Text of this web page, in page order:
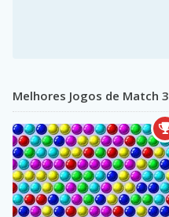
Melhores Jogos de Match 3